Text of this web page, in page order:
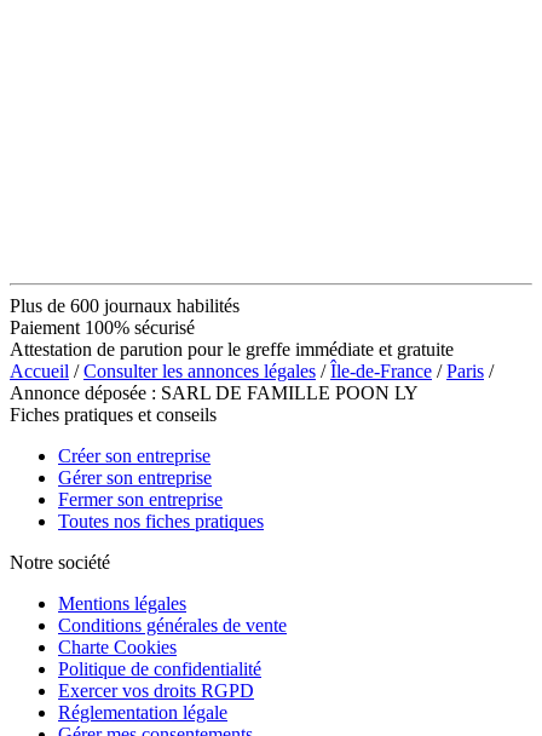
Plus de 600 journaux habilités
Paiement 100% sécurisé
Attestation de parution pour le greffe immédiate et gratuite
Accueil /Consulter les annonces légales /Île-de-France /Paris /
Annonce déposée : SARL DE FAMILLE POON LY
Fiches pratiques et conseils
Créer son entreprise
Gérer son entreprise
Fermer son entreprise
Toutes nos fiches pratiques
Notre société
Mentions légales
Conditions générales de vente
Charte Cookies
Politique de confidentialité
Exercer vos droits RGPD
Réglementation légale